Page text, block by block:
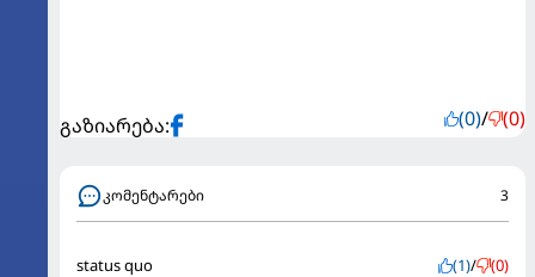
გაზიარება: (0)/ (0)
კომენტარები 3
status quo (1)/ (0)